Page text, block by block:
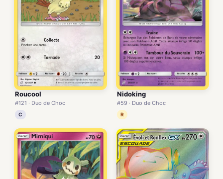
Roucool
#121 · Duo de Choc
C
Nidoking
#59 · Duo de Choc
R